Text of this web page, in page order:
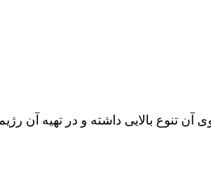
آن تنوع بالایی داشته و در تهیه آن